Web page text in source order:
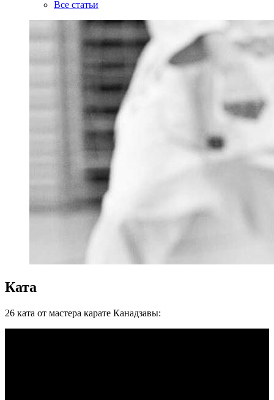
Все статьи
Ката
26 ката от мастера карате Канадзавы: